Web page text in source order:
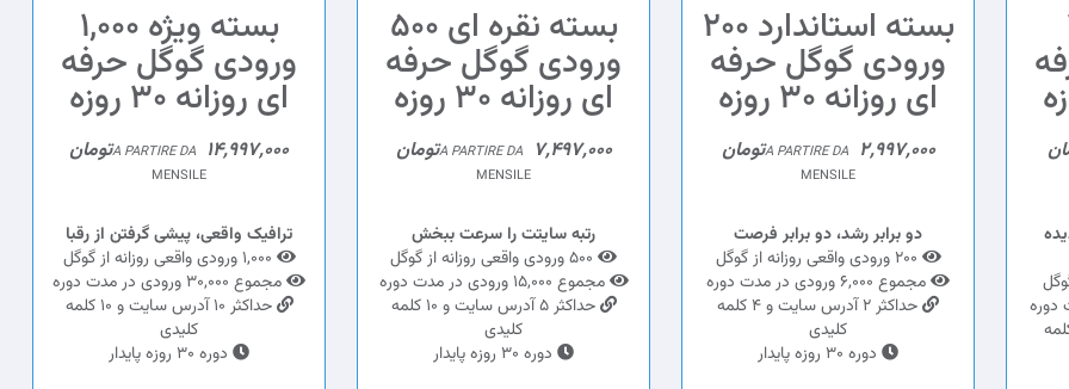
سایت و 2 کلمه
بسته استاندارد 200
ورودی گوگل حرفه
ای روزانه 30 روزه
A PARTIRE DA 2,997,000تومان
MENSILE
دو برابر رشد، دو برابر فرصت
مجموع 6,000 ورودی در مدت دوره
حداکثر 2 آدرس سایت و 4 کلمه
کلیدی
دوره 30 روزه پایدار
بسته نقره ای 500
ورودی گوگل حرفه
ای روزانه 30 روزه
A PARTIRE DA 7,497,000تومان
MENSILE
رتبه سایتت را سرعت ببخش
مجموع 15,000 ورودی در مدت دوره
حداکثر 5 آدرس سایت و 10 کلمه
کلیدی
دوره 30 روزه پایدار
بسته ویژه 1,000
ورودی گوگل حرفه
ای روزانه 30 روزه
A PARTIRE DA 14,997,000تومان
MENSILE
ترافیک واقعی، پیشی گرفتن از رقبا
مجموع 30,000 ورودی در مدت دوره
حداکثر 10 آدرس سایت و 10 کلمه
کلیدی
دوره 30 روزه پایدار